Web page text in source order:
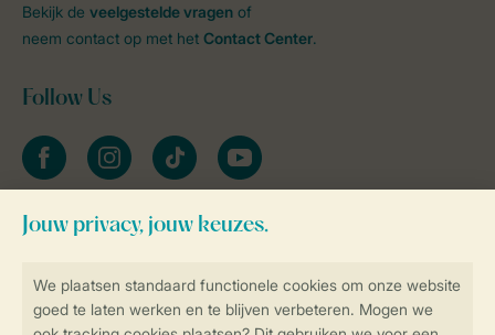
Bekijk de veelgestelde vragen of
neem contact op met het Contact Center.
Follow Us
facebookinstagramtiktok youtube
Blijf op de hoogte